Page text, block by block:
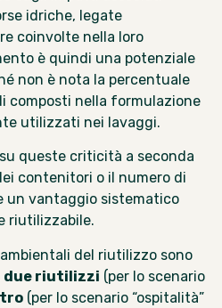
idriche, legate
coinvolte nella loro
è quindi una potenziale
non è nota la percentuale
composti nella formulazione
utilizzati nei lavaggi.
queste criticità a seconda
contenitori o il numero di
un vantaggio sistematico
riutilizzabile.
del riutilizzo sono
due riutilizzi (per lo scenario
(per lo scenario “ospitalità”